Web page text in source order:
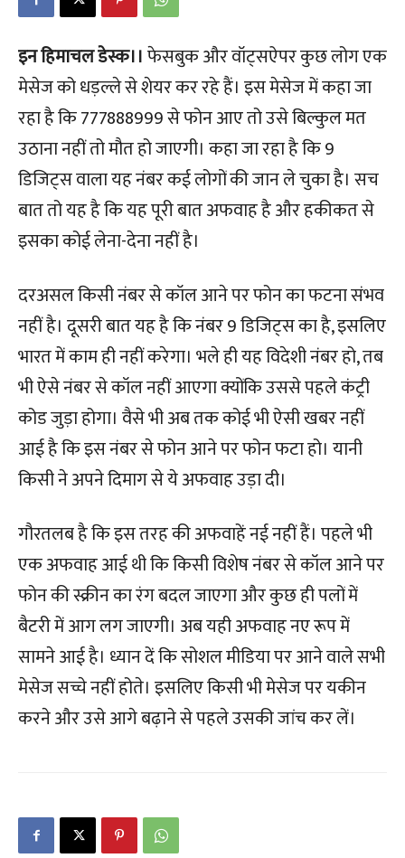
इन हिमाचल डेस्क।।फेसबुक और वॉट्सऐपर कुछ लोग एक
मेसेज को धड़ल्ले से शेयर कर रहे हैं। इस मेसेज में कहा जा
रहा है कि 777888999 से फोन आए तो उसे बिल्कुल मत
उठाना नहीं तो मौत हो जाएगी। कहा जा रहा है कि 9
डिजिट्स वाला यह नंबर कई लोगों की जान ले चुका है। सच
बात तो यह है कि यह पूरी बात अफवाह है और हकीकत से
इसका कोई लेना-देना नहीं है।
दरअसल किसी नंबर से कॉल आने पर फोन का फटना संभव
नहीं है। दूसरी बात यह है कि नंबर 9 डिजिट्स का है, इसलिए
भारत में काम ही नहीं करेगा। भले ही यह विदेशी नंबर हो, तब
भी ऐसे नंबर से कॉल नहीं आएगा क्योंकि उससे पहले कंट्री
कोड जुड़ा होगा। वैसे भी अब तक कोई भी ऐसी खबर नहीं
आई है कि इस नंबर से फोन आने पर फोन फटा हो। यानी
किसी ने अपने दिमाग से ये अफवाह उड़ा दी।
गौरतलब है कि इस तरह की अफवाहें नई नहीं हैं। पहले भी
एक अफवाह आई थी कि किसी विशेष नंबर से कॉल आने पर
फोन की स्क्रीन का रंग बदल जाएगा और कुछ ही पलों में
बैटरी में आग लग जाएगी। अब यही अफवाह नए रूप में
सामने आई है। ध्यान दें कि सोशल मीडिया पर आने वाले सभी
मेसेज सच्चे नहीं होते। इसलिए किसी भी मेसेज पर यकीन
करने और उसे आगे बढ़ाने से पहले उसकी जांच कर लें।